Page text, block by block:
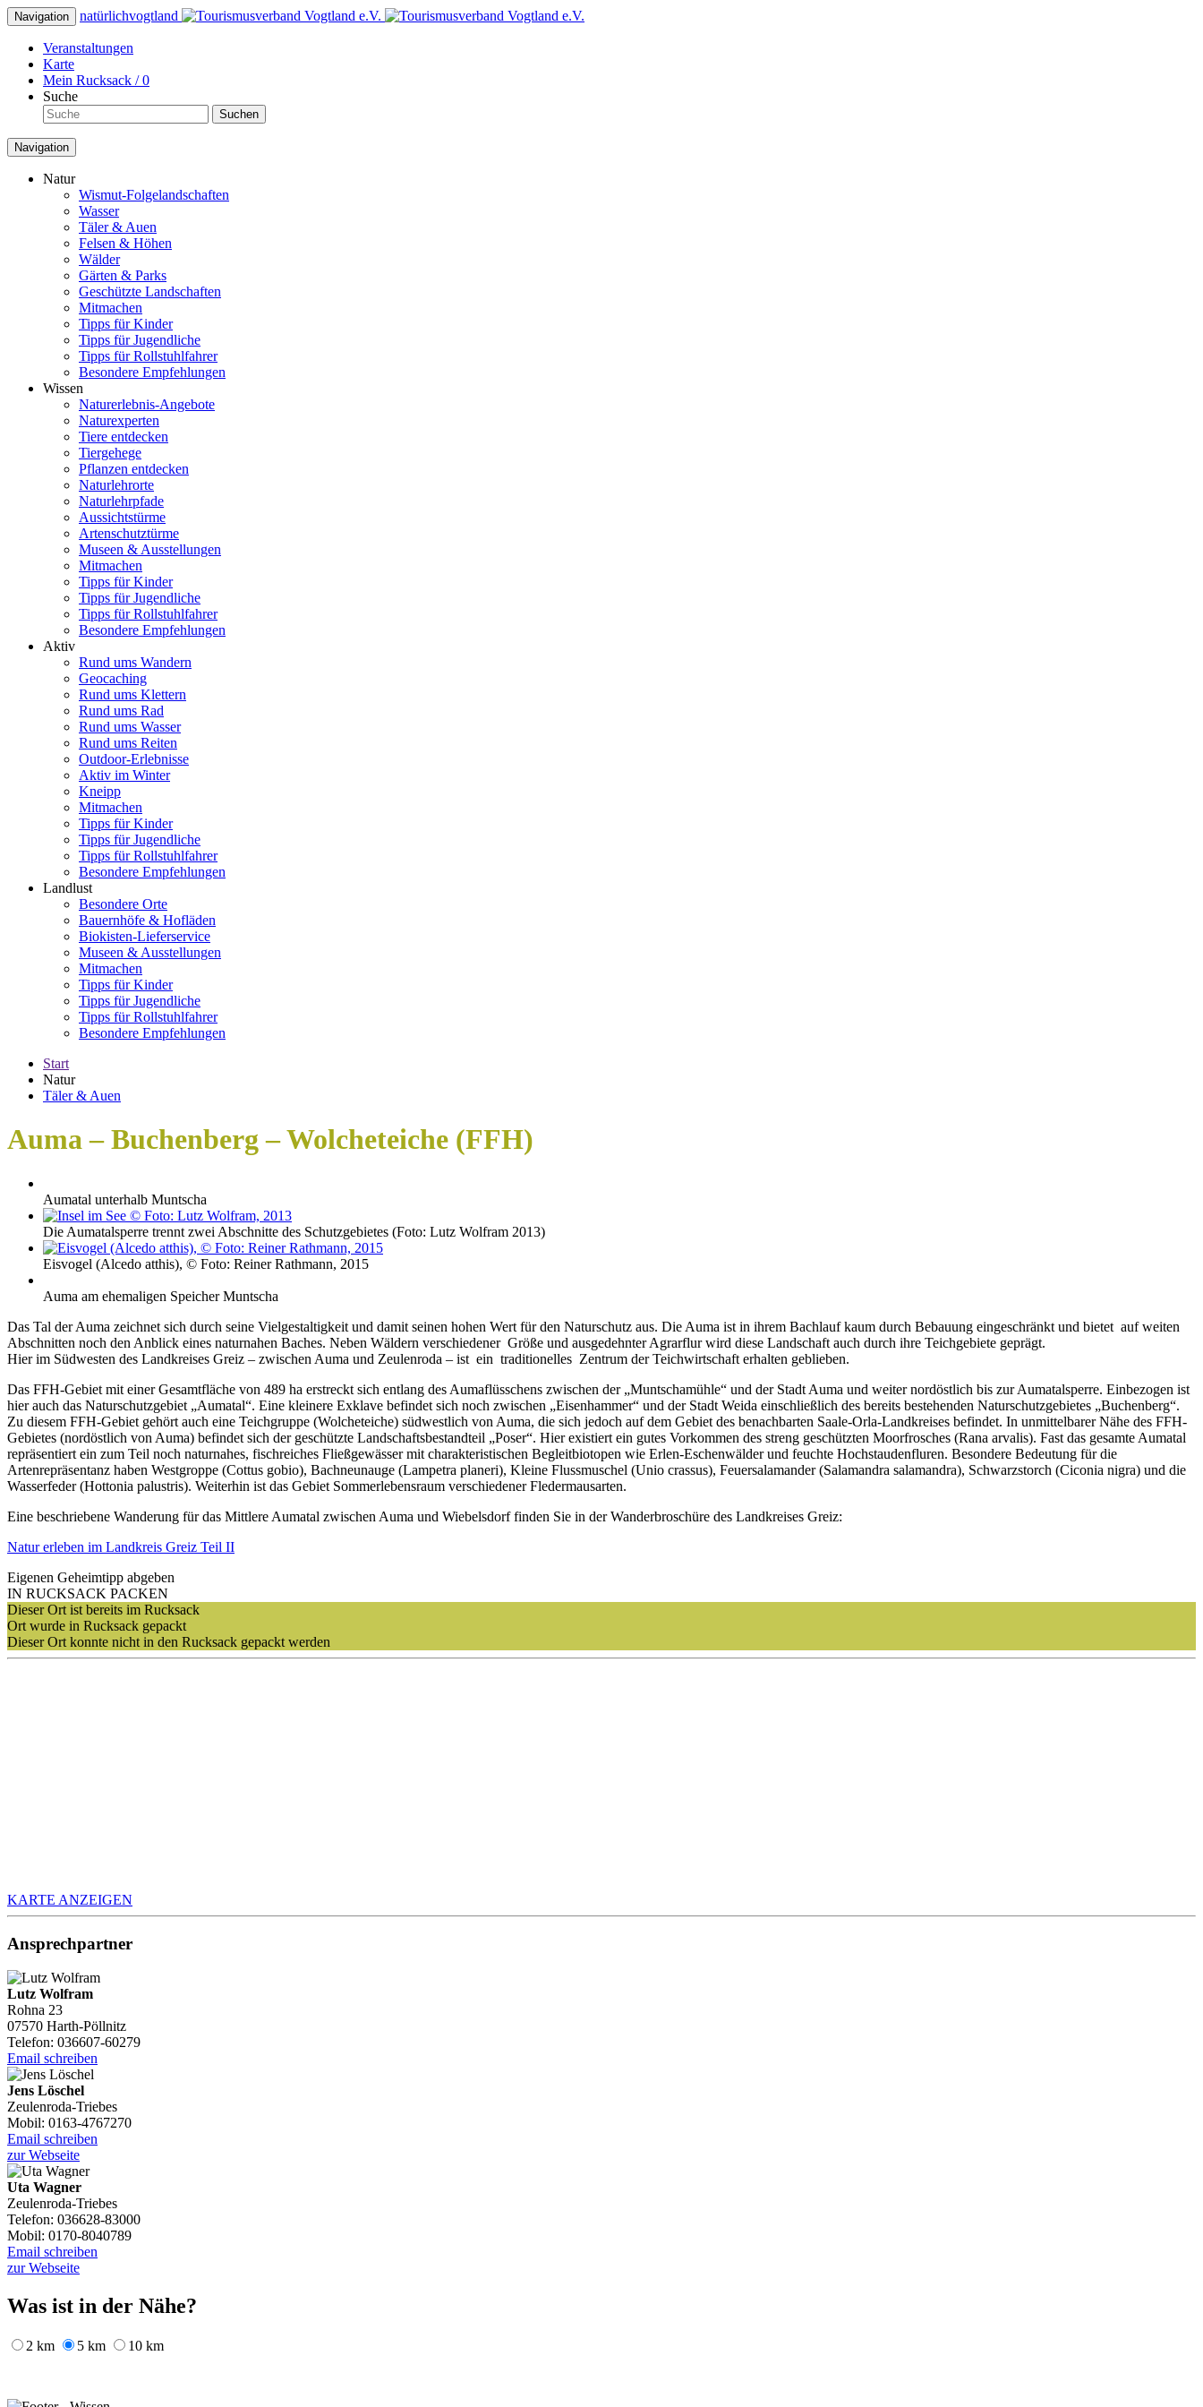
Navigation natürlichvogtland
Veranstaltungen
Karte
Mein Rucksack /0
Suche
Suchen
Navigation
Natur
Wismut-Folgelandschaften
Wasser
Täler & Auen
Felsen & Höhen
Wälder
Gärten & Parks
Geschützte Landschaften
Mitmachen
Tipps für Kinder
Tipps für Jugendliche
Tipps für Rollstuhlfahrer
Besondere Empfehlungen
Wissen
Naturerlebnis-Angebote
Naturexperten
Tiere entdecken
Tiergehege
Pflanzen entdecken
Naturlehrorte
Naturlehrpfade
Aussichtstürme
Artenschutztürme
Museen & Ausstellungen
Mitmachen
Tipps für Kinder
Tipps für Jugendliche
Tipps für Rollstuhlfahrer
Besondere Empfehlungen
Aktiv
Rund ums Wandern
Geocaching
Rund ums Klettern
Rund ums Rad
Rund ums Wasser
Rund ums Reiten
Outdoor-Erlebnisse
Aktiv im Winter
Kneipp
Mitmachen
Tipps für Kinder
Tipps für Jugendliche
Tipps für Rollstuhlfahrer
Besondere Empfehlungen
Landlust
Besondere Orte
Bauernhöfe & Hofläden
Biokisten-Lieferservice
Museen & Ausstellungen
Mitmachen
Tipps für Kinder
Tipps für Jugendliche
Tipps für Rollstuhlfahrer
Besondere Empfehlungen
Start
Natur
Täler & Auen
Auma – Buchenberg – Wolcheteiche (FFH)
Aumatal unterhalb Muntscha
Die Aumatalsperre trennt zwei Abschnitte des Schutzgebietes (Foto: Lutz Wolfram 2013)
Eisvogel (Alcedo atthis), © Foto: Reiner Rathmann, 2015
Auma am ehemaligen Speicher Muntscha
Das Tal der Auma zeichnet sich durch seine Vielgestaltigkeit und damit seinen hohen Wert für den Naturschutz aus. Die Auma ist in ihrem Bachlauf kaum durch Bebauung eingeschränkt und bietet auf weiten
Abschnitten noch den Anblick eines naturnahen Baches. Neben Wäldern verschiedener Größe und ausgedehnter Agrarflur wird diese Landschaft auch durch ihre Teichgebiete geprägt.
Hier im Südwesten des Landkreises Greiz – zwischen Auma und Zeulenroda – ist ein traditionelles Zentrum der Teichwirtschaft erhalten geblieben.
Das FFH-Gebiet mit einer Gesamtfläche von 489 ha erstreckt sich entlang des Aumaflüsschens zwischen der „Muntschamühle“ und der Stadt Auma und weiter nordöstlich bis zur Aumatalsperre. Einbezogen ist
hier auch das Naturschutzgebiet „Aumatal“. Eine kleinere Exklave befindet sich noch zwischen „Eisenhammer“ und der Stadt Weida einschließlich des bereits bestehenden Naturschutzgebietes „Buchenberg“.
Zu diesem FFH-Gebiet gehört auch eine Teichgruppe (Wolcheteiche) südwestlich von Auma, die sich jedoch auf dem Gebiet des benachbarten Saale-Orla-Landkreises befindet. In unmittelbarer Nähe des FFH-
Gebietes (nordöstlich von Auma) befindet sich der geschützte Landschaftsbestandteil „Poser“. Hier existiert ein gutes Vorkommen des streng geschützten Moorfrosches (Rana arvalis). Fast das gesamte Aumatal
repräsentiert ein zum Teil noch naturnahes, fischreiches Fließgewässer mit charakteristischen Begleitbiotopen wie Erlen-Eschenwälder und feuchte Hochstaudenfluren. Besondere Bedeutung für die
Artenrepräsentanz haben Westgroppe (Cottus gobio), Bachneunauge (Lampetra planeri), Kleine Flussmuschel (Unio crassus), Feuersalamander (Salamandra salamandra), Schwarzstorch (Ciconia nigra) und die
Wasserfeder (Hottonia palustris). Weiterhin ist das Gebiet Sommerlebensraum verschiedener Fledermausarten.
Eine beschriebene Wanderung für das Mittlere Aumatal zwischen Auma und Wiebelsdorf finden Sie in der Wanderbroschüre des Landkreises Greiz:
Natur erleben im Landkreis Greiz Teil II
Eigenen Geheimtipp abgeben
IN RUCKSACK PACKEN
Dieser Ort ist bereits im Rucksack
Ort wurde in Rucksack gepackt
Dieser Ort konnte nicht in den Rucksack gepackt werden
KARTE ANZEIGEN
Ansprechpartner
Lutz Wolfram
Rohna 23
07570 Harth-Pöllnitz
Telefon: 036607-60279
Email schreiben
Jens Löschel
Zeulenroda-Triebes
Mobil: 0163-4767270
Email schreiben
zur Webseite
Uta Wagner
Zeulenroda-Triebes
Telefon: 036628-83000
Mobil: 0170-8040789
Email schreiben
zur Webseite
Was ist in der Nähe?
2 km 5 km 10 km